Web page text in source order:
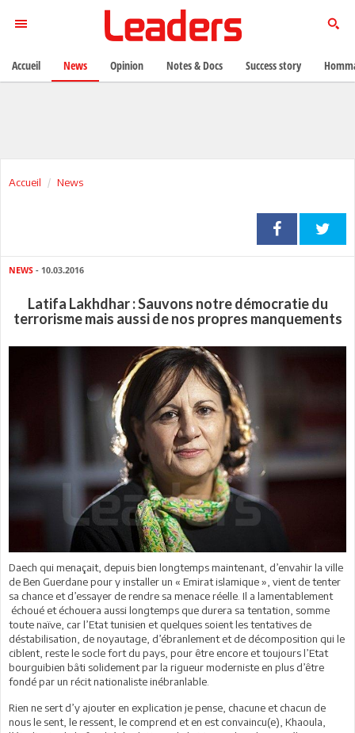
Accueil News
NEWS - 10.03.2016
Latifa Lakhdhar : Sauvons notre démocratie du
terrorisme mais aussi de nos propres manquements
Daech qui menaçait, depuis bien longtemps maintenant, d’envahir la ville
de Ben Guerdane pour y installer un « Emirat islamique », vient de tenter
sa chance et d’essayer de rendre sa menace réelle. Il a lamentablement
échoué et échouera aussi longtemps que durera sa tentation, somme
toute naïve, car l’Etat tunisien et quelques soient les tentatives de
déstabilisation, de noyautage, d’ébranlement et de décomposition qui le
ciblent, reste le socle fort du pays, pour être encore et toujours l’Etat
bourguibien bâti solidement par la rigueur moderniste en plus d’être
fondé par un récit nationaliste inébranlable.
Rien ne sert d’y ajouter en explication je pense, chacune et chacun de
nous le sent, le ressent, le comprend et en est convaincu(e), Khaoula,
Accueil News Opinion Notes & Docs Success story